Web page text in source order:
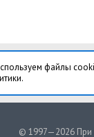
файлы
© 1997—2026 При